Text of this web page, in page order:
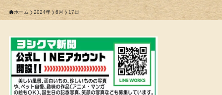
ホーム 2024年 6月 17日